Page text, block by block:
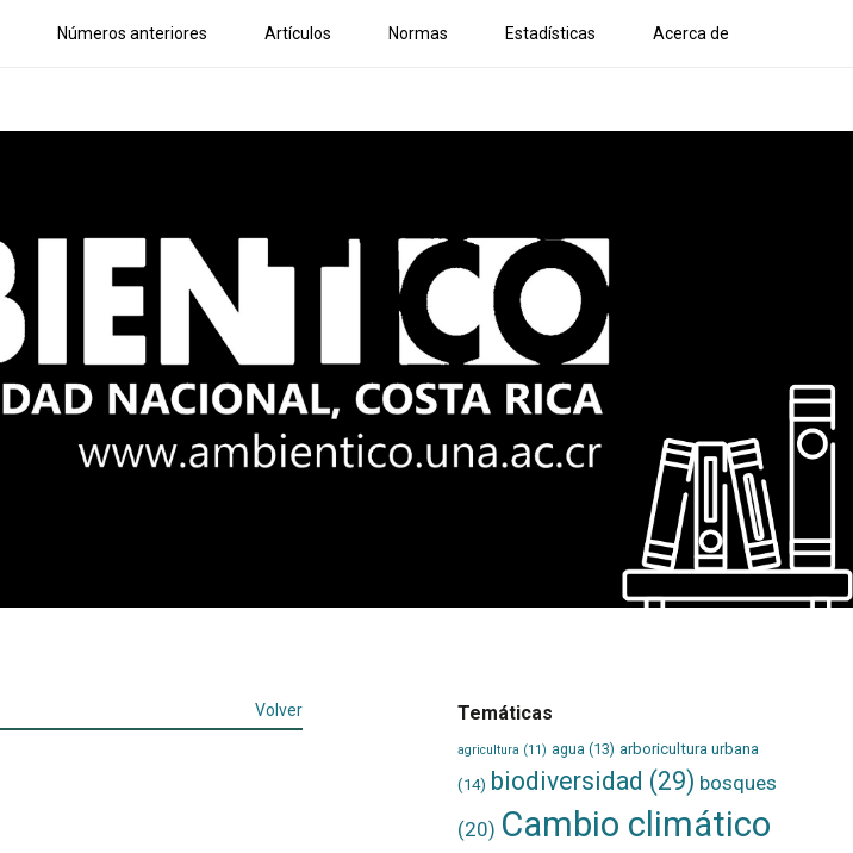
Números anteriores Artículos Normas Estadísticas Acerca de
Volver Temáticas
agricultura (11) agua (13) arboricultura urbana
(14) biodiversidad (29) bosques
(20) Cambio climático